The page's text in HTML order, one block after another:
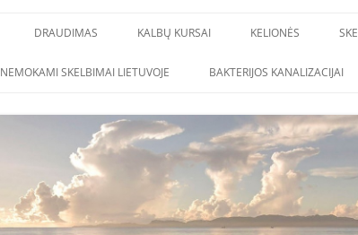
DRAUDIMAS KALBŲ KURSAI KELIONĖS
NEMOKAMI SKELBIMAI LIETUVOJE BAKTERIJOS KANALIZACIJAI